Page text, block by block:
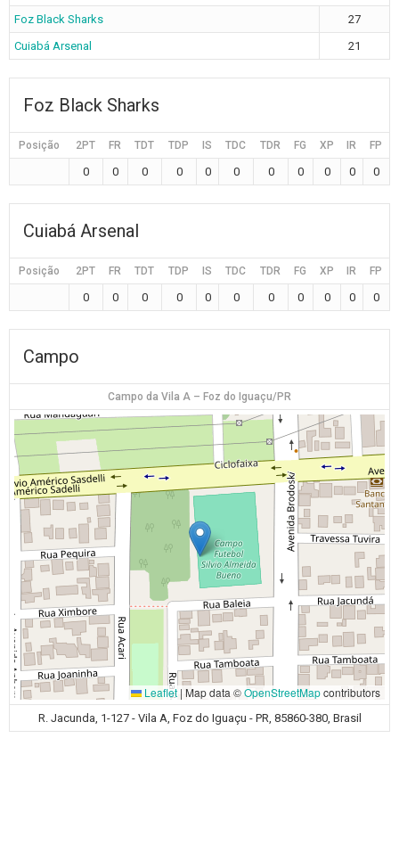
Foz Black Sharks
27
Cuiabá Arsenal
21
Foz Black Sharks
Posição 2PT FR TDT TDP IS TDC TDR FG XP IR FP
0 0 0 0 0 0 0 0 0 0 0
Cuiabá Arsenal
Posição 2PT FR TDT TDP IS TDC TDR FG XP IR FP
0 0 0 0 0 0 0 0 0 0 0
Campo
Campo da Vila A – Foz do Iguaçu/PR
Leaflet | Map data ©OpenStreetMapcontributors
R. Jacunda, 1-127 - Vila A, Foz do Iguaçu - PR, 85860-380, Brasil